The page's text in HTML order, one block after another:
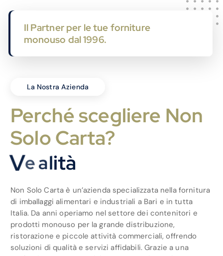
Il Partner per le tue forniture
monouso dal 1996.
Perché scegliere Non
Solo Carta?
Velocit
Non Solo Carta è un’azienda specializzata nella fornitura
di imballaggi alimentari e industriali a Bari e in tutta
Italia. Da anni operiamo nel settore dei contenitori e
prodotti monouso per la grande distribuzione,
ristorazione e piccole attività commerciali, offrendo
soluzioni di qualità e servizi affidabili. Grazie a una